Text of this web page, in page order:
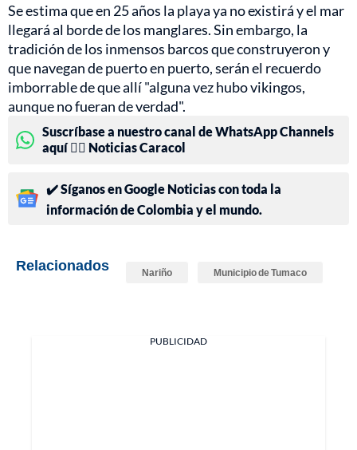
Se estima que en 25 años la playa ya no existirá y el mar
llegará al borde de los manglares. Sin embargo, la
tradición de los inmensos barcos que construyeron y
que navegan de puerto en puerto, serán el recuerdo
imborrable de que allí "alguna vez hubo vikingos,
aunque no fueran de verdad".
Suscríbase a nuestro canal de WhatsApp Channels
aquí 👉🏻 Noticias Caracol
✔️ Síganos en Google Noticias con toda la
información de Colombia y el mundo.
Relacionados Nariño Municipio de Tumaco
PUBLICIDAD